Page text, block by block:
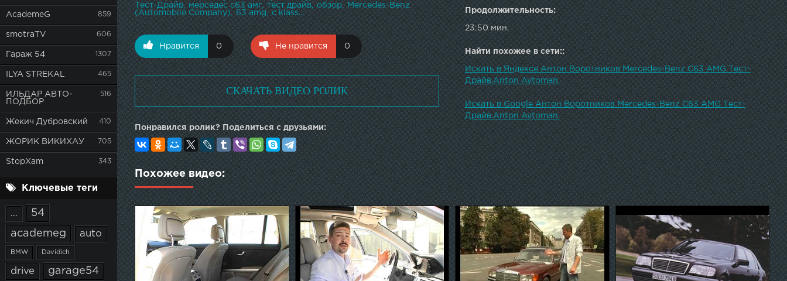
AcademeG 859
smotraTV 606
Гараж 54 1307
ILYA STREKAL 465
ИЛЬДАР АВТО-
ПОДБОР
516
Жекич Дубровский 410
ЖОРИК ВИКИХАУ 705
StopXam 343
Ключевые теги
... 54
academeg auto
BMW Davidich
drive garage54
Продолжительность:
23:50 мин.
Найти похожее в сети::
Искать в Яндексе Антон Воротников Mercedes-Benz C63 AMG Тест-
Драйв.Anton Avtoman.
Искать в Google Антон Воротников Mercedes-Benz C63 AMG Тест-
Драйв.Anton Avtoman.
Тест-Драйв
мерседес с63 амг тест драйв обзор
Mercedes-Benz
(Automobile Company)
63 amg c klass...
Нравится 0 Не нравится 0
СКАЧАТЬ ВИДЕО РОЛИК
Понравился ролик? Поделиться с друзьями:
Похожее видео: